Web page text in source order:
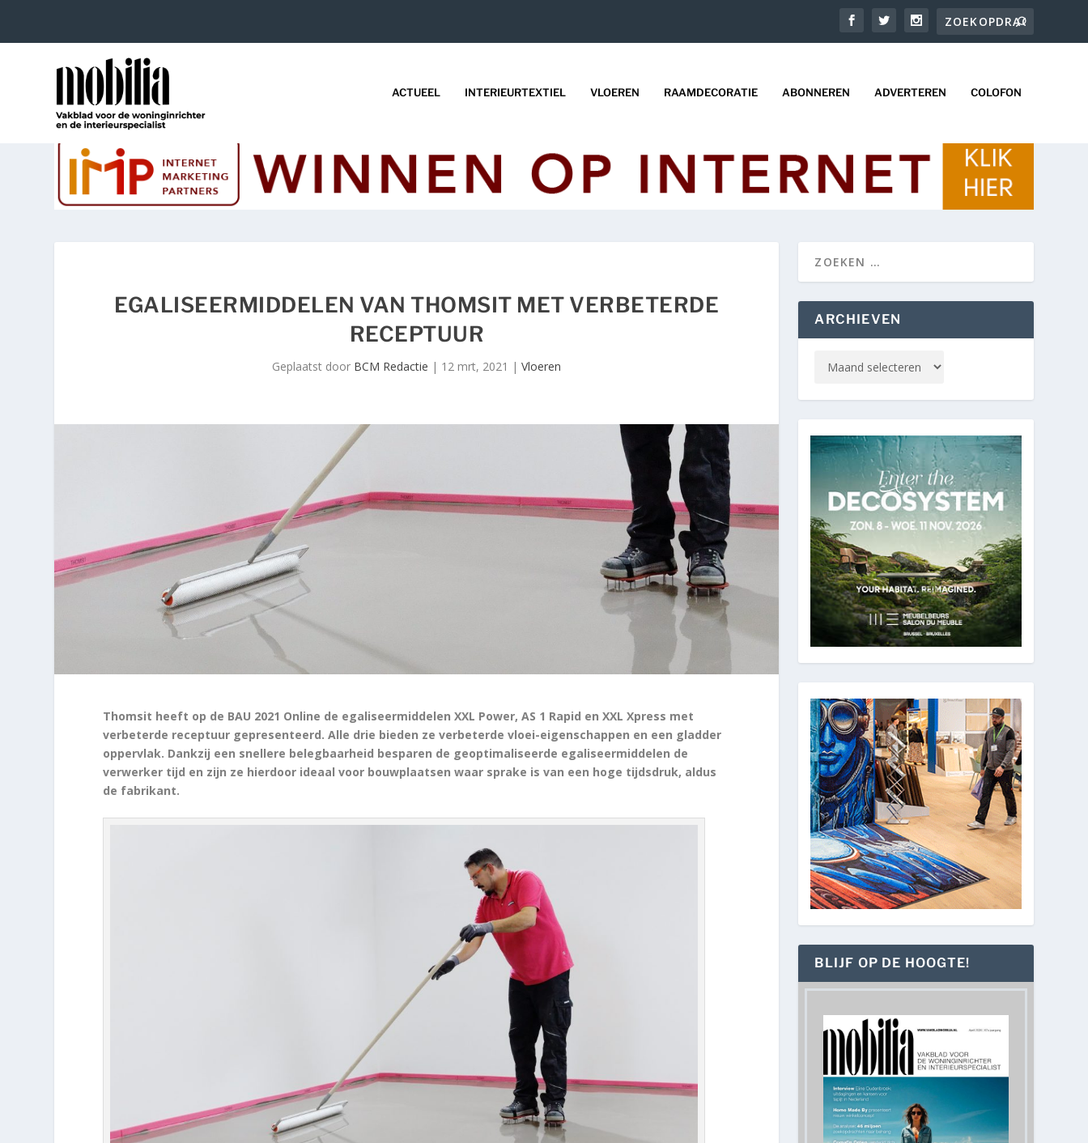
ACTUEEL INTERIEURTEXTIEL VLOEREN RAAMDECORATIE ABONNEREN ADVERTEREN COLOFON
EGALISEERMIDDELEN VAN THOMSIT MET VERBETERDE
RECEPTUUR
Geplaatst door BCM Redactie | 12 mrt, 2021 |Vloeren
Thomsit heeft op de BAU 2021 Online de egaliseermiddelen XXL Power, AS 1 Rapid en XXL Xpress met
verbeterde receptuur gepresenteerd. Alle drie bieden ze verbeterde vloei-eigenschappen en een gladder
oppervlak. Dankzij een snellere belegbaarheid besparen de geoptimaliseerde egaliseermiddelen de
verwerker tijd en zijn ze hierdoor ideaal voor bouwplaatsen waar sprake is van een hoge tijdsdruk, aldus
de fabrikant.
ARCHIEVEN
BLIJF OP DE HOOGTE!